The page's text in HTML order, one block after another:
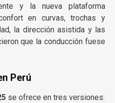
y la nueva plataforma
en curvas, trochas y
la dirección asistida y las
que la conducción fuese
Perú
se ofrece en tres versiones: